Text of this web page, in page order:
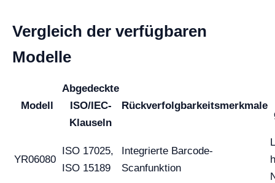
Vergleich der verfügbaren
Modelle
Modell
Abgedeckte
ISO/IEC-
Klauseln
Rückverfolgbarkeitsmerkmale
YR06080
ISO 17025,
ISO 15189
Integrierte Barcode-
Scanfunktion